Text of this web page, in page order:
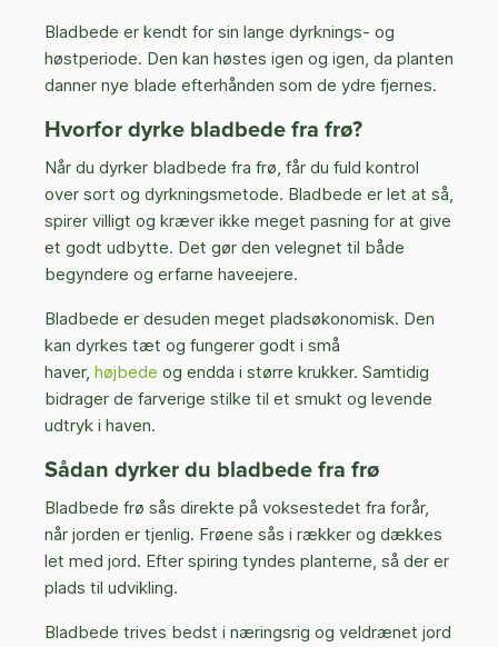
Bladbede er kendt for sin lange dyrknings- og
høstperiode. Den kan høstes igen og igen, da planten
danner nye blade efterhånden som de ydre fjernes.
Hvorfor dyrke bladbede fra frø?
Når du dyrker bladbede fra frø, får du fuld kontrol
over sort og dyrkningsmetode. Bladbede er let at så,
spirer villigt og kræver ikke meget pasning for at give
et godt udbytte. Det gør den velegnet til både
begyndere og erfarne haveejere.
Bladbede er desuden meget pladsøkonomisk. Den
kan dyrkes tæt og fungerer godt i små
haver, højbede og endda i større krukker. Samtidig
bidrager de farverige stilke til et smukt og levende
udtryk i haven.
Sådan dyrker du bladbede fra frø
Bladbede frø sås direkte på voksestedet fra forår,
når jorden er tjenlig. Frøene sås i rækker og dækkes
let med jord. Efter spiring tyndes planterne, så der er
plads til udvikling.
Bladbede trives bedst i næringsrig og veldrænet jord